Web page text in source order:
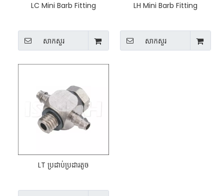
LC Mini Barb Fitting
សាកសួរ
LH Mini Barb Fitting
សាកសួរ
LT ប្រដាប់ប្រដារតូច